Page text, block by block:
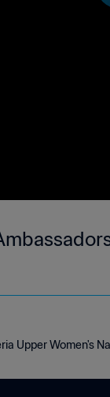
Upper Women's